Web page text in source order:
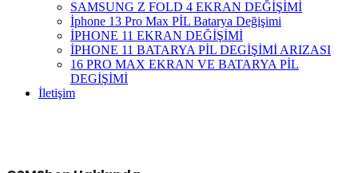
SAMSUNG Z FOLD 4 EKRAN DEĞİŞİMİ
İphone 13 Pro Max PİL Batarya Değişimi
İPHONE 11 EKRAN DEĞİŞİMİ
İPHONE 11 BATARYA PİL DEGİŞİMİ ARIZASI
16 PRO MAX EKRAN VE BATARYA PİL
DEGİŞİMİ
İletişim